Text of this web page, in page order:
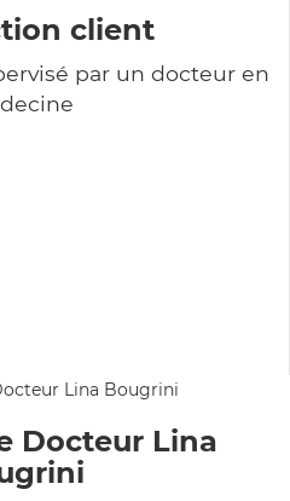
client
par un docteur en
Docteur Lina